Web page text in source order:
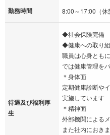
勤務時間 8:00～17:00（休
待遇及び福利厚
生
◆社会保険完備
◆健康への取り
職員は心身とも
では健康管理を
＊身体面
定期健康診断や
実施しています
＊精神面
外部機関による
また社内におき